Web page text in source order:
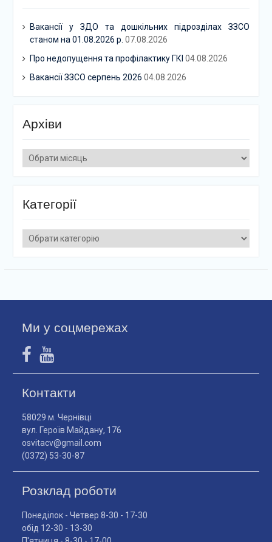
Вакансії у ЗДО та дошкільних підрозділах ЗЗСО
станом на 01.08.2026 р. 07.08.2026
Про недопущення та профілактику ГКІ 04.08.2026
Вакансії ЗЗСО серпень 2026 04.08.2026
Архіви
Архіви
Категорії
Категорії
Ми у соцмережах
Контакти
58029 м. Чернівці
вул. Героїв Майдану, 176
osvitacv@gmail.com
(0372) 53-30-87
Розклад роботи
Понеділок - Четвер 8-30 - 17-30
обід 12-30 - 13-30